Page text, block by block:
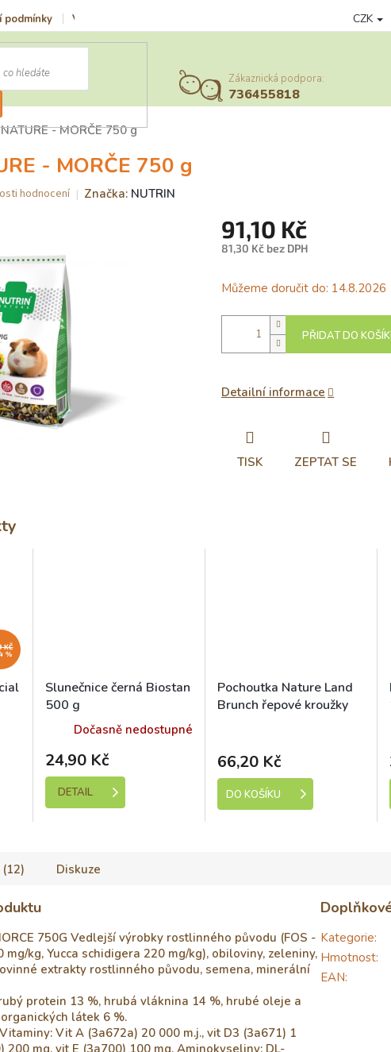
podmínky Vrácení zboží a reklamace Podmínky ochrany osobních údajů
CZK
Zákaznická podpora:
736455818
- MORČE 750 g
- MORČE 750 g
hodnocení Značka: NUTRIN
91,10 Kč
81,30 Kč bez DPH
cena:
Můžeme doručit do: 14.8.2026
PŘIDAT DO
Detailní informace
TISK ZEPTAT SE
KČ
%
Slunečnice černá Biostan
500 g
Dočasně nedostupné
24,90 Kč
DETAIL
Pochoutka Nature Land
Brunch řepové kroužky
66,20 Kč
DO KOŠÍKU
Diskuze
750G Vedlejší výrobky rostlinného původu (FOS -
kg, Yucca schidigera 220 mg/kg), obiloviny, zeleniny,
extrakty rostlinného původu, semena, minerální
protein 13 %, hrubá vláknina 14 %, hrubé oleje a
látek 6 %.
Vit A (3a672a) 20 000 m.j., vit D3 (3a671) 1
Kategorie:
Hmotnost:
EAN: